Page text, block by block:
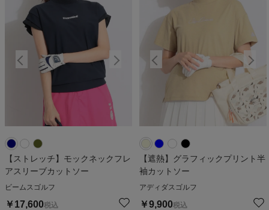
【ストレッチ】モックネックフレ
アスリーブカットソー
ビームスゴルフ
￥ 17,600税込
【遮熱】グラフィックプリント半
袖カットソー
アディダスゴルフ
￥9,900税込